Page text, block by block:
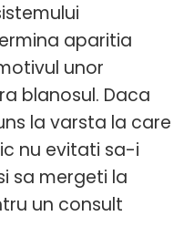
aparitia
unor
blanosul. Daca
la varsta la care
nu evitati sa-i
sa mergeti la
un consult